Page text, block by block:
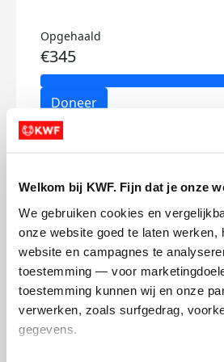
Welkom bij KWF. Fijn dat je onze
We gebruiken cookies en
onze website goed te laten werken,
website en campagnes te
toestemming — voor
toestemming kunnen wij en onze
verwerken, zoals surfgedrag,
gegevens.
Opgehaald
€345
Doneer
Max's